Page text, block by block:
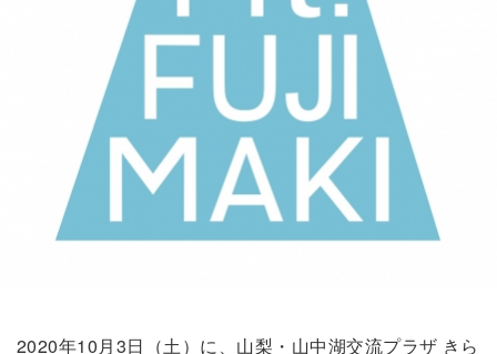
2020年10月3日（土）に、山梨・山中湖交流プラザ きら